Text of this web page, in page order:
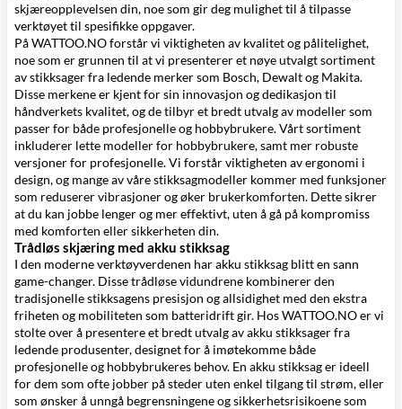
skjæreopplevelsen din, noe som gir deg mulighet til å tilpasse
verktøyet til spesifikke oppgaver.
På WATTOO.NO forstår vi viktigheten av kvalitet og pålitelighet,
noe som er grunnen til at vi presenterer et nøye utvalgt sortiment
av stikksager fra ledende merker som Bosch, Dewalt og Makita.
Disse merkene er kjent for sin innovasjon og dedikasjon til
håndverkets kvalitet, og de tilbyr et bredt utvalg av modeller som
passer for både profesjonelle og hobbybrukere. Vårt sortiment
inkluderer lette modeller for hobbybrukere, samt mer robuste
versjoner for profesjonelle. Vi forstår viktigheten av ergonomi i
design, og mange av våre stikksagmodeller kommer med funksjoner
som reduserer vibrasjoner og øker brukerkomforten. Dette sikrer
at du kan jobbe lenger og mer effektivt, uten å gå på kompromiss
med komforten eller sikkerheten din.
Trådløs skjæring med akku stikksag
I den moderne verktøyverdenen har akku stikksag blitt en sann
game-changer. Disse trådløse vidundrene kombinerer den
tradisjonelle stikksagens presisjon og allsidighet med den ekstra
friheten og mobiliteten som batteridrift gir. Hos WATTOO.NO er vi
stolte over å presentere et bredt utvalg av akku stikksager fra
ledende produsenter, designet for å imøtekomme både
profesjonelle og hobbybrukeres behov. En akku stikksag er ideell
for dem som ofte jobber på steder uten enkel tilgang til strøm, eller
som ønsker å unngå begrensningene og sikkerhetsrisikoene som